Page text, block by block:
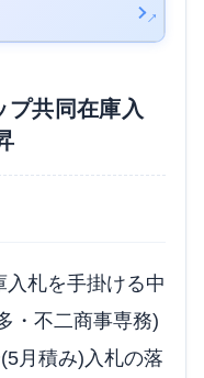
共同在庫入
札を手掛ける中
・不二商事専務)
月積み)入札の落